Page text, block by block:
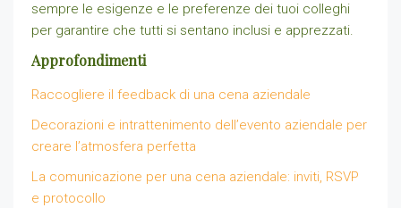
sempre le esigenze e le preferenze dei tuoi colleghi
per garantire che tutti si sentano inclusi e apprezzati.
Approfondimenti
Raccogliere il feedback di una cena aziendale
Decorazioni e intrattenimento dell’evento aziendale per
creare l’atmosfera perfetta
La comunicazione per una cena aziendale: inviti, RSVP
e protocollo